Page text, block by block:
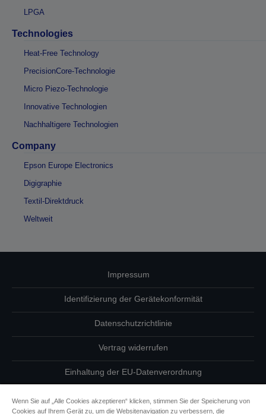
LPGA
Technologies
Heat-Free Technology
PrecisionCore-Technologie
Micro Piezo-Technologie
Innovative Technologien
Nachhaltigere Technologien
Company
Epson Europe Electronics
Digigraphie
Textil-Direktdruck
Weltweit
Impressum
Identifizierung der Gerätekonformität
Datenschutzrichtlinie
Vertrag widerrufen
Einhaltung der EU-Datenverordnung
Fragen zum Datenschutz
Wenn Sie auf „Alle Cookies akzeptieren“ klicken, stimmen Sie der Speicherung von
Cookies auf Ihrem Gerät zu, um die Websitenavigation zu verbessern, die